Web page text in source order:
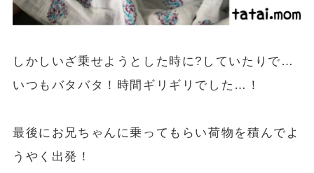
しかしいざ乗せようとした時に?していたりで…
いつもバタバタ！時間ギリギリでした…！
最後にお兄ちゃんに乗ってもらい荷物を積んでよ
うやく出発！